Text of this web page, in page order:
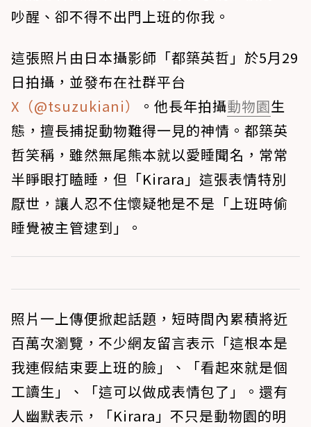
吵醒、卻不得不出門上班的你我。
這張照片由日本攝影師「都築英哲」於5月29
日拍攝，並發布在社群平台
X（@tsuzukiani）
。他長年拍攝動物園生
態，擅長捕捉動物難得一見的神情。都築英
哲笑稱，雖然無尾熊本就以愛睡聞名，常常
半睜眼打瞌睡，但「Kirara」這張表情特別
厭世，讓人忍不住懷疑牠是不是「上班時偷
睡覺被主管逮到」。
照片一上傳便掀起話題，短時間內累積將近
百萬次瀏覽，不少網友留言表示「這根本是
我連假結束要上班的臉」、「看起來就是個
工讀生」、「這可以做成表情包了」。還有
人幽默表示，「Kirara」不只是動物園的明